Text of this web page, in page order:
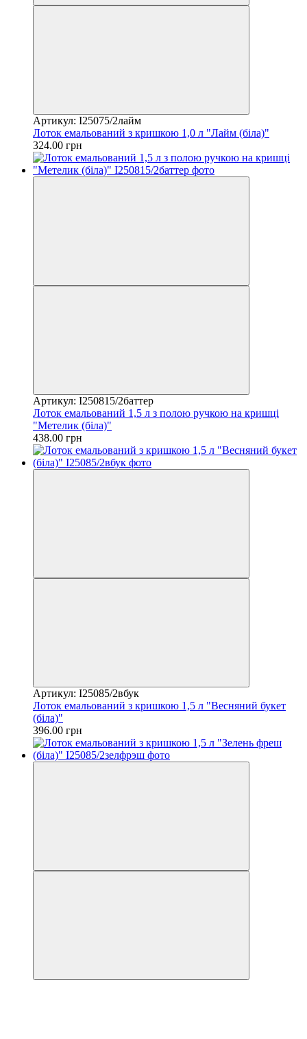
Артикул: I25075/2лайм
Лоток емальований з кришкою 1,0 л "Лайм (біла)"
324.00 грн
Артикул: I250815/2баттер
Лоток емальований 1,5 л з полою ручкою на кришці
"Метелик (біла)"
438.00 грн
Артикул: I25085/2вбук
Лоток емальований з кришкою 1,5 л "Весняний букет
(біла)"
396.00 грн